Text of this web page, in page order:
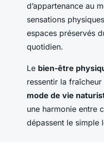
d’appartenance au
sensations
espaces préservés
quotidien.
Le bien-être
ressentir la
mode de vie
une harmonie entre
dépassent le simple